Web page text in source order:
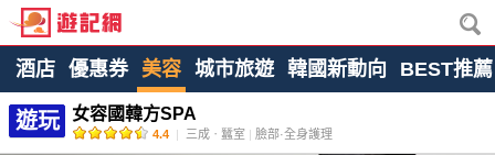
酒店 優惠券 美容 城市旅遊 韓國新動向 BEST推薦
遊玩 女容國韓方SPA
4.4 | 三成ㆍ蠶室 | 臉部·全身護理